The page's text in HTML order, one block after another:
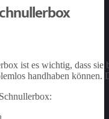
ist es wichtig, dass
handhaben